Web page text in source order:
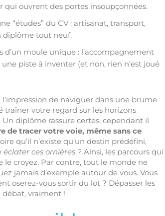
qui ouvrent des portes insoupçonnées.
“études” du CV : artisanat, transport,
diplôme tout neuf.
d’un moule unique : l’accompagnement
piste à inventer (et non, rien n’est joué
de naviguer dans une brume
traîner votre regard sur les horizons
diplôme rassure certes, cependant il
de tracer votre voie, même sans ce
qu’il n’existe qu’un destin prédéfini,
éclater ces ornières ? Ainsi, les parcours qui
croyez. Par contre, tout le monde ne
jamais d’exemple autour de vous. Vous
oserez-vous sortir du lot ? Dépasser les
débat, vraiment !